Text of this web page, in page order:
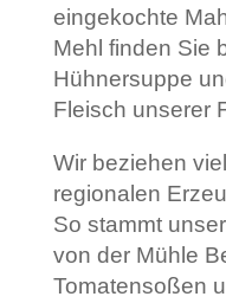
eingekochte
Mehl finden Sie
Hühnersuppe
Fleisch unserer
Wir beziehen
regionalen
So stammt
von der Mühle
Tomatensoßen